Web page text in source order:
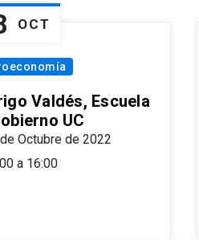
OCT
Valdés, Escuela
UC
Octubre de 2022
a 16:00